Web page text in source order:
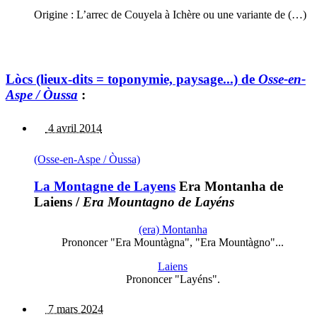
Origine : L’arrec de Couyela à Ichère ou une variante de (…)
Lòcs (lieux-dits = toponymie, paysage...) de Osse-en-
Aspe / Òussa :
4 avril 2014
(Osse-en-Aspe / Òussa)
La Montagne de Layens Era Montanha de
Laiens /Era Mountagno de Layéns
(era) Montanha
Prononcer "Era Mountàgna", "Era Mountàgno"...
Laiens
Prononcer "Layéns".
7 mars 2024